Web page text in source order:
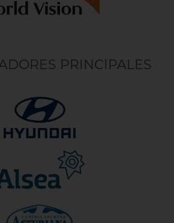
PRINCIPALES